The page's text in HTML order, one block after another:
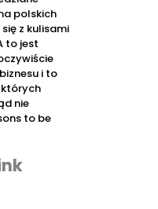
polskich
z kulisami
to jest
i to
których
nie
to be